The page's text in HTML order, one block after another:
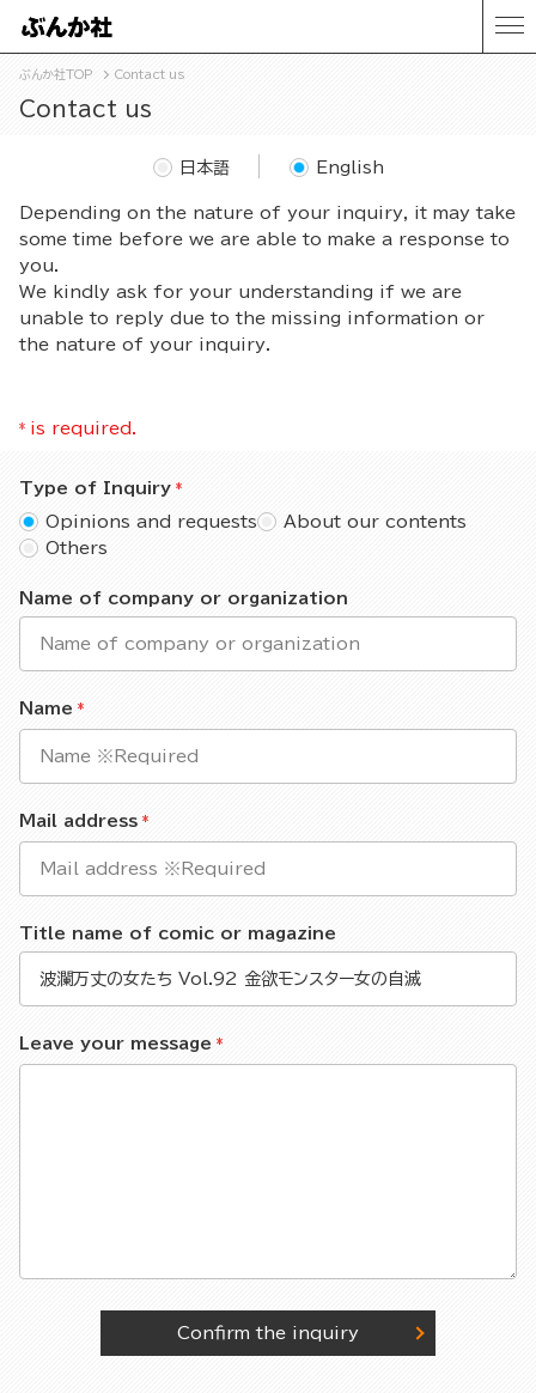
ぶんか社TOP Contact us
Contact us
Depending on the nature of your inquiry, it may take
some time before we are able to make a response to
you.
We kindly ask for your understanding if we are
unable to reply due to the missing information or
the nature of your inquiry.
日本語 English
* is required.
Type of Inquiry
Opinions and requests
About our contents
Others
Name of company or organization
Name
Mail address
Title name of comic or magazine
Leave your message
Confirm the inquiry